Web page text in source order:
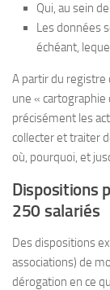
Qui, au sein
Les données
échéant,
A partir du registre
une «
précisément les
collecter et traiter
où, pourquoi, et
Dispositions
250 salariés
Des dispositions
associations) de
dérogation en ce